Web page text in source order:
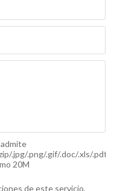
.jpg/.png/.gif/.doc/.xls/.pdf,
20M
de este servicio,